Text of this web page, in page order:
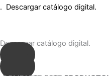
. Descargar catálogo digital.
Descargar catálogo digital.